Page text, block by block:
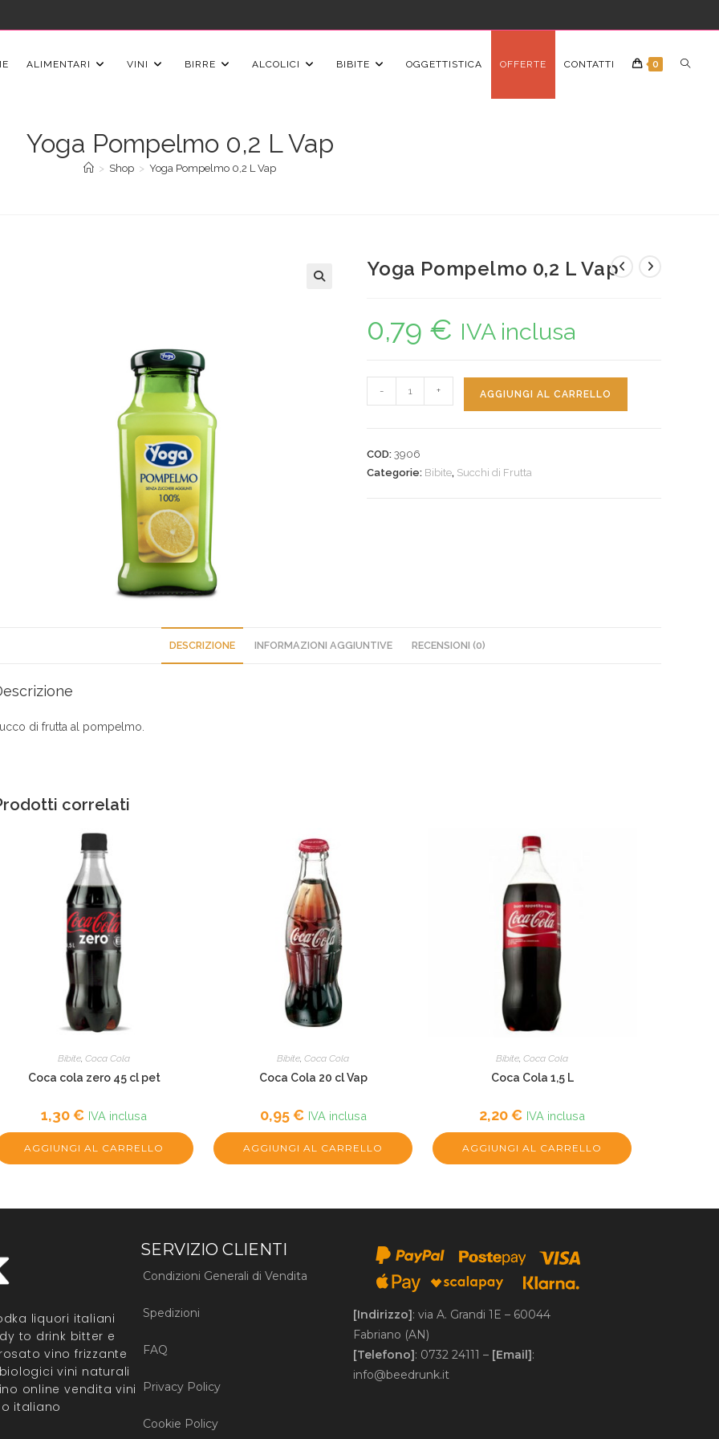
ALIMENTARI VINI BIRRE ALCOLICI BIBITE OGGETTISTICA OFFERTE CONTATTI 0
Yoga Pompelmo 0,2 L Vap
> Shop > Yoga Pompelmo 0,2 L Vap
Yoga Pompelmo 0,2 L Vap
0,79 € IVA inclusa
- + AGGIUNGI AL CARRELLO
COD:3906
Categorie: Bibite, Succhi di Frutta
DESCRIZIONE INFORMAZIONI AGGIUNTIVE RECENSIONI (0)
di frutta al pompelmo.
correlati
Bibite ,Coca Cola
Coca cola zero 45 cl pet
1,30€ IVA inclusa
AGGIUNGI AL CARRELLO
Bibite ,Coca Cola
Coca Cola 20 cl Vap
0,95€ IVA inclusa
AGGIUNGI AL CARRELLO
Bibite ,Coca Cola
Coca Cola 1,5 L
2,20€ IVA inclusa
AGGIUNGI AL CARRELLO
liquori italiani
to drink bitter e
vino frizzante
vini naturali
online vendita vini
italiano
SERVIZIO CLIENTI
Condizioni Generali di Vendita
Spedizioni
FAQ
Privacy Policy
Cookie Policy
[Indirizzo]: via A. Grandi 1E – 60044
Fabriano (AN)
[Telefono]: 0732 24111 – [Email]:
info@beedrunk.it